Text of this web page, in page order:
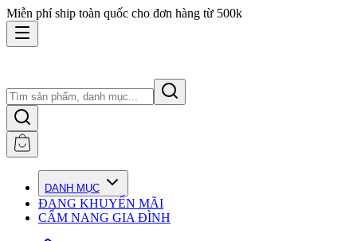
Miễn phí ship toàn quốc cho đơn hàng từ 500k
DANH MỤC
ĐANG KHUYẾN MÃI
CẨM NANG GIA ĐÌNH